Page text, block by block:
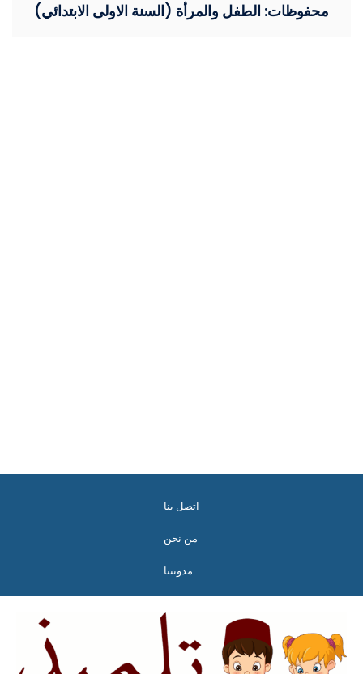
محفوظات: الطفل والمرأة (السنة الاولى الابتدائي)
اتصل بنا
من نحن
مدونتنا